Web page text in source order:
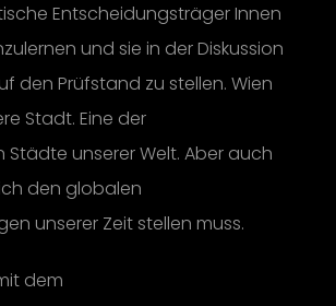
Entscheidungsträger Innen
und sie in der Diskussion
den Prüfstand zu stellen. Wien
Stadt. Eine der
unserer Welt. Aber auch
den globalen
unserer Zeit stellen muss.
dem